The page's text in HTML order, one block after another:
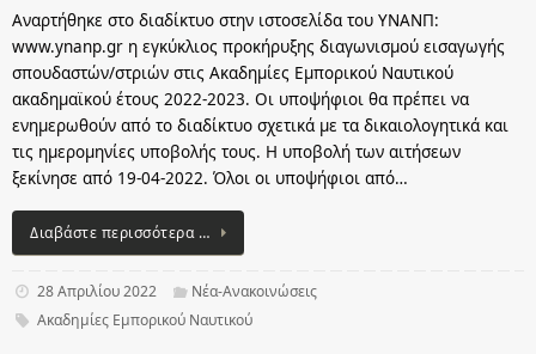
Aναρτήθηκε στο διαδίκτυο στην ιστοσελίδα του ΥΝΑΝΠ:
www.ynanp.gr η εγκύκλιος προκήρυξης διαγωνισμού εισαγωγής
σπουδαστών/στριών στις Ακαδημίες Εμπορικού Ναυτικού
ακαδημαϊκού έτους 2022-2023. Οι υποψήφιοι θα πρέπει να
ενημερωθούν από το διαδίκτυο σχετικά με τα δικαιολογητικά και
τις ημερομηνίες υποβολής τους. Η υποβολή των αιτήσεων
ξεκίνησε από 19-04-2022. Όλοι οι υποψήφιοι από…
Διαβάστε περισσότερα …
28 Απριλίου 2022
Νέα-Ανακοινώσεις
Ακαδημίες Εμπορικού Ναυτικού